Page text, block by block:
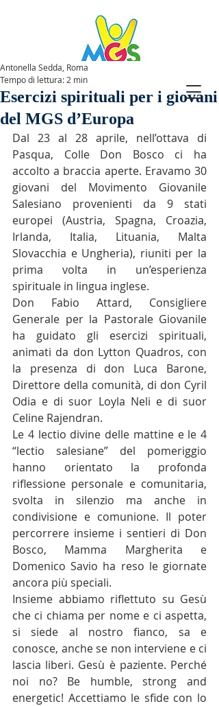
SPAZIOMGS
Esercizi spirituali per i giovani
del MGS d’Europa
Antonella Sedda, Roma
Tempo di lettura: 2 min
Dal 23 al 28 aprile, nell’ottava di
Pasqua, Colle Don Bosco ci ha
accolto a braccia aperte. Eravamo 30
giovani del Movimento Giovanile
Salesiano provenienti da 9 stati
europei (Austria, Spagna, Croazia,
Irlanda, Italia, Lituania, Malta
Slovacchia e Ungheria), riuniti per la
prima volta in un’esperienza
spirituale in lingua inglese.
Don Fabio Attard, Consigliere
Generale per la Pastorale Giovanile
ha guidato gli esercizi spirituali,
animati da don Lytton Quadros, con
la presenza di don Luca Barone,
Direttore della comunità, di don Cyril
Odia e di suor Loyla Neli e di suor
Celine Rajendran.
Le 4 lectio divine delle mattine e le 4
“lectio salesiane” del pomeriggio
hanno orientato la profonda
riflessione personale e comunitaria,
svolta in silenzio ma anche in
condivisione e comunione. Il poter
percorrere insieme i sentieri di Don
Bosco, Mamma Margherita e
Domenico Savio ha reso le giornate
ancora più speciali.
Insieme abbiamo riflettuto su Gesù
che ci chiama per nome e ci aspetta,
si siede al nostro fianco, sa e
conosce, anche se non interviene e ci
lascia liberi. Gesù è paziente. Perché
noi no? Be humble, strong and
energetic! Accettiamo le sfide con lo